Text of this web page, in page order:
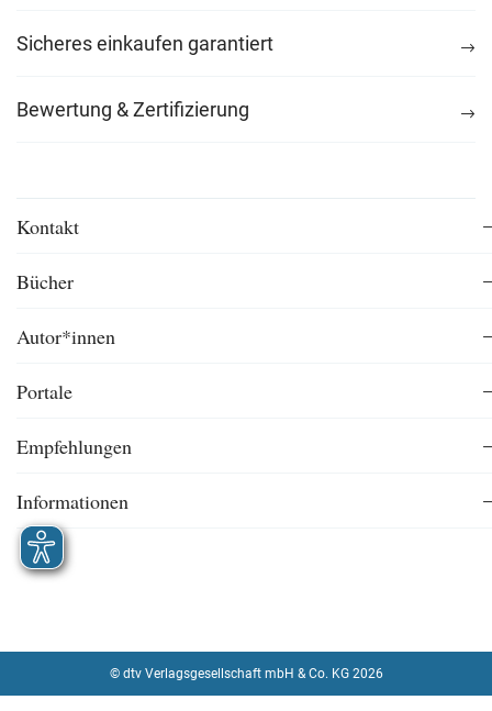
Sicheres einkaufen garantiert
Bewertung & Zertifizierung
Kontakt
Bücher
Autor*innen
Portale
Empfehlungen
Informationen
© dtv Verlagsgesellschaft mbH & Co. KG 2026